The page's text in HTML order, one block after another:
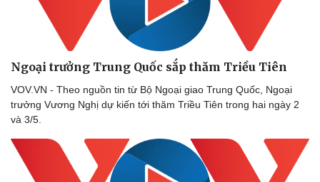
Ngoại trưởng Trung Quốc sắp thăm Triều Tiên
VOV.VN - Theo nguồn tin từ Bộ Ngoại giao Trung Quốc, Ngoại
trưởng Vương Nghị dự kiến tới thăm Triều Tiên trong hai ngày 2
và 3/5.